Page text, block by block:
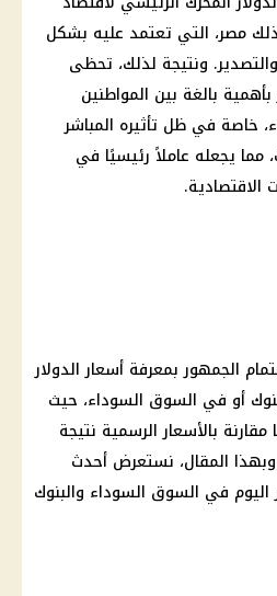
مصر، التي تعتمد عليه بشكل
ونتيجة لذلك، تحظى
بالغة بين المواطنين
خاصة في ظل تأثيره المباشر
مما يجعله عاملاً رئيسيًا في
الاقتصادية.
الجمهور بمعرفة أسعار الدولار
أو في السوق السوداء، حيث
بالأسعار الرسمية نتيجة
المقال، نستعرض أحدث
اليوم في السوق السوداء والبنوك